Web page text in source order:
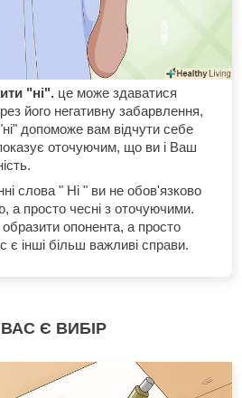
"ні". це може здаватися
його негативну забарвлення,
допоможе вам відчути себе
оточуючим, що ви і Ваш
слова " Ні " ви не обов'язково
а просто чесні з оточуючими.
опонента, а просто
є інші більш важливі справи.
Є ВИБІР